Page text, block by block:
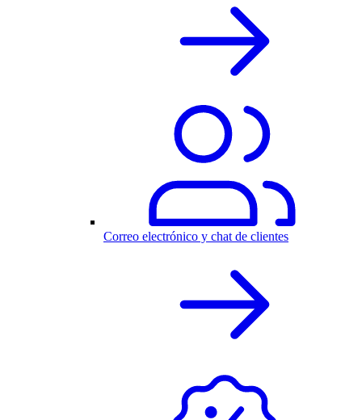
Correo electrónico y chat de clientes